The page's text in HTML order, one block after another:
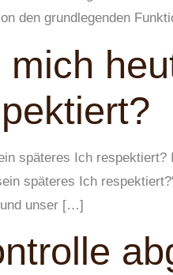
den grundlegenden
späteres Ich
späteres Ich
und unser […]